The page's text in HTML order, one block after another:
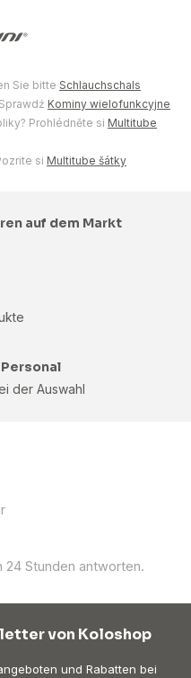
Sie bitte Schlauchschals
Kominy wielofunkcyjne
Prohlédněte si Multitube
si Multitube šátky
auf dem Markt
der Auswahl
24 Stunden antworten.
von Koloshop
und Rabatten bei